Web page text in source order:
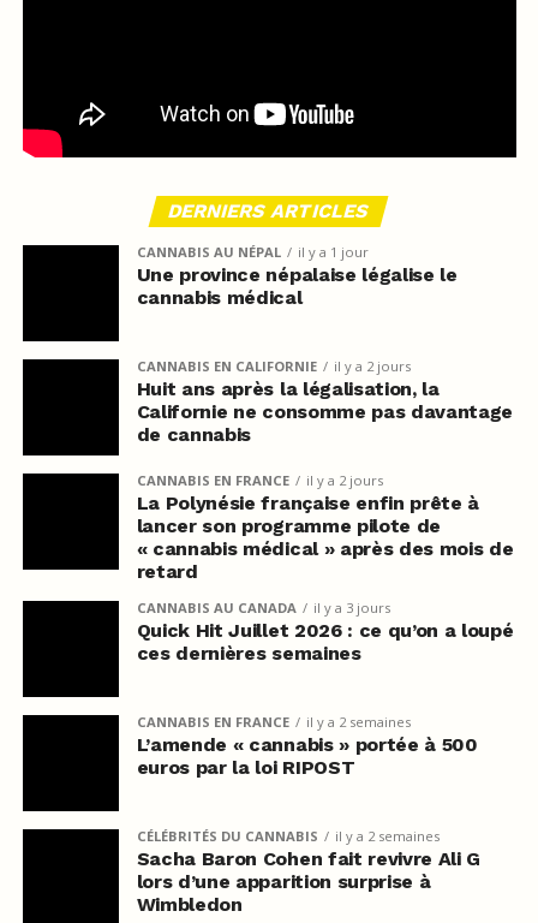
DERNIERS ARTICLES
CANNABIS AU NÉPAL il y a 1 jour
Une province népalaise légalise le
cannabis médical
CANNABIS EN CALIFORNIE il y a 2 jours
Huit ans après la légalisation, la
Californie ne consomme pas davantage
de cannabis
CANNABIS EN FRANCE il y a 2 jours
La Polynésie française enfin prête à
lancer son programme pilote de
« cannabis médical » après des mois de
retard
CANNABIS AU CANADA il y a 3 jours
Quick Hit Juillet 2026 : ce qu’on a loupé
ces dernières semaines
CANNABIS EN FRANCE il y a 2 semaines
L’amende « cannabis » portée à 500
euros par la loi RIPOST
CÉLÉBRITÉS DU CANNABIS il y a 2 semaines
Sacha Baron Cohen fait revivre Ali G
lors d’une apparition surprise à
Wimbledon